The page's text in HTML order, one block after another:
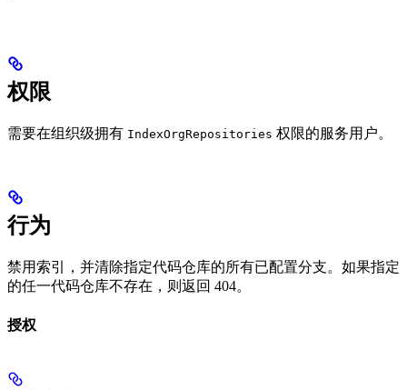
权限
需要在组织级拥有 IndexOrgRepositories 权限的服务用户。
行为
禁用索引，并清除指定代码仓库的所有已配置分支。如果指定
的任一代码仓库不存在，则返回 404。
授权